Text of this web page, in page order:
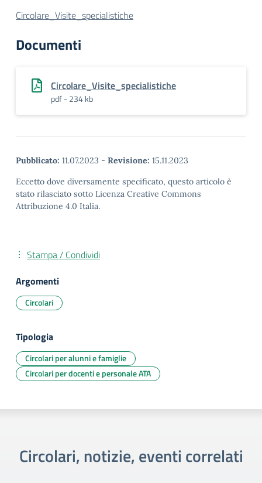
Circolare_Visite_specialistiche
Documenti
Circolare_Visite_specialistiche
pdf - 234 kb
Pubblicato: 11.07.2023 - Revisione: 15.11.2023
Eccetto dove diversamente specificato, questo articolo è
stato rilasciato sotto Licenza Creative Commons
Attribuzione 4.0 Italia.
Stampa / Condividi
Argomenti
Circolari
Tipologia
Circolari per alunni e famiglie
Circolari per docenti e personale ATA
Circolari, notizie, eventi correlati